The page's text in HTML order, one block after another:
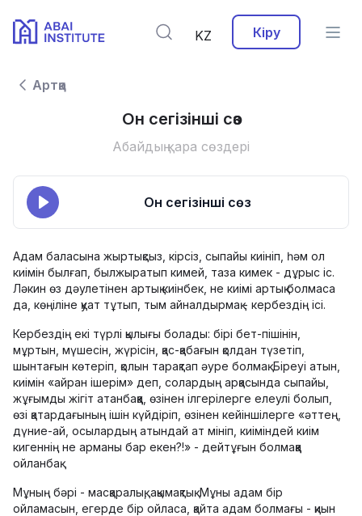
KZ Кіру
Артқа
Он сегізінші сөз
Абайдың қара сөздері
Он сегізінші сөз
Адам баласына жыртықсыз, кірсіз, сыпайы киініп, һәм ол
киімін былғап, былжыратып кимей, таза кимек - дұрыс іс.
Ләкин өз дәулетінен артық киінбек, не киімі артық болмаса
да, көңіліне қуат тұтып, тым айналдырмақ - кербездің ісі.
Кербездің екі түрлі қылығы болады: бірі бет-пішінін,
мұртын, мүшесін, жүрісін, қас-қабағын қолдан түзетіп,
шынтағын көтеріп, қолын тарақтап әуре болмақ. Біреуі атын,
киімін «айран ішерім» деп, солардың арқасында сыпайы,
жұғымды жігіт атанбаққа, өзінен ілгерілерге елеулі болып,
өзі қатардағының ішін күйдіріп, өзінен кейіншілерге «әттең,
дүние-ай, осылардың атындай ат мініп, киіміндей киім
кигеннің не арманы бар екен?!» - дейтұғын болмаққа
ойланбақ.
Мұның бәрі - масқаралық, ақымақтық. Мұны адам бір
ойламасын, егерде бір ойласа, қайта адам болмағы - қиын